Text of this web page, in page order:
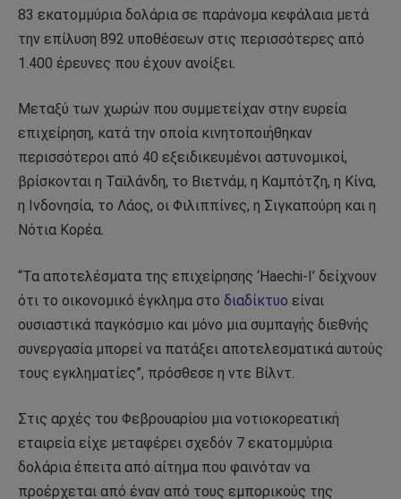
83 εκατομμύρια δολάρια σε παράνομα κεφάλαια μετά
την επίλυση 892 υποθέσεων στις περισσότερες από
1.400 έρευνες που έχουν ανοίξει.
Μεταξύ των χωρών που συμμετείχαν στην ευρεία
επιχείρηση, κατά την οποία κινητοποιήθηκαν
περισσότεροι από 40 εξειδικευμένοι αστυνομικοί,
βρίσκονται η Ταϊλάνδη, το Βιετνάμ, η Καμπότζη, η Κίνα,
η Ινδονησία, το Λάος, οι Φιλιππίνες, η Σιγκαπούρη και η
Νότια Κορέα.
“Τα αποτελέσματα της επιχείρησης ‘Haechi-I’ δείχνουν
ότι το οικονομικό έγκλημα στο διαδίκτυο είναι
ουσιαστικά παγκόσμιο και μόνο μια συμπαγής διεθνής
συνεργασία μπορεί να πατάξει αποτελεσματικά αυτούς
τους εγκληματίες”, πρόσθεσε η ντε Βίλντ.
Στις αρχές του Φεβρουαρίου μια νοτιοκορεατική
εταιρεία είχε μεταφέρει σχεδόν 7 εκατομμύρια
δολάρια έπειτα από αίτημα που φαινόταν να
προέρχεται από έναν από τους εμπορικούς της